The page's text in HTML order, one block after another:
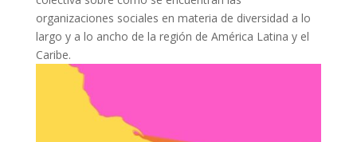
organizaciones sociales en materia de diversidad a lo
largo y a lo ancho de la región de América Latina y el
Caribe.